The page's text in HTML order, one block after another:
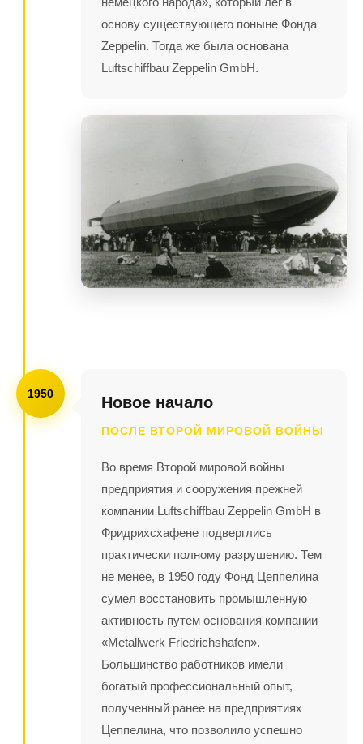
основу существующего поныне Фонда
Zeppelin. Тогда же была основана
Luftschiffbau Zeppelin GmbH.
1950 Новое начало
ПОСЛЕ ВТОРОЙ МИРОВОЙ ВОЙНЫ
Во время Второй мировой войны
предприятия и сооружения прежней
компании Luftschiffbau Zeppelin GmbH в
Фридрихсхафене подверглись
практически полному разрушению. Тем
не менее, в 1950 году Фонд Цеппелина
сумел восстановить промышленную
активность путем основания компании
«Metallwerk Friedrichshafen».
Большинство работников имели
богатый профессиональный опыт,
полученный ранее на предприятиях
Цеппелина, что позволило успешно